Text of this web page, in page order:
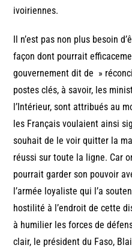
ivoiriennes.
Il n’est pas non plus besoin
façon dont pourrait
gouvernement dit de »
postes clés, à savoir, les
l’Intérieur, sont attribués au
les Français voulaient ainsi
souhait de le voir quitter la
réussi sur toute la ligne. Car
pourrait garder son pouvoir
l’armée loyaliste qui l’a
hostilité à l’endroit de cette
à humilier les forces de
clair, le président du Faso,